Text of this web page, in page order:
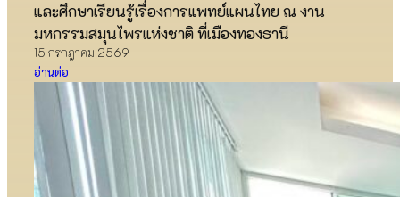
และศึกษาเรียนรู้เรื่องการแพทย์แผนไทย ณ งาน
มหกรรมสมุนไพรแห่งชาติ ที่เมืองทองธานี
15 กรกฎาคม 2569
อ่านต่อ